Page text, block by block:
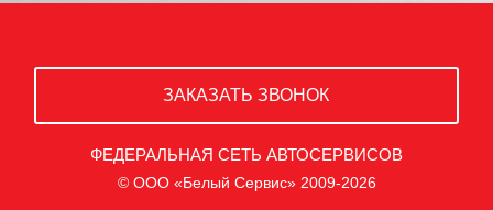
ЗАКАЗАТЬ ЗВОНОК
ФЕДЕРАЛЬНАЯ СЕТЬ АВТОСЕРВИСОВ
© ООО «Белый Сервис» 2009-2026